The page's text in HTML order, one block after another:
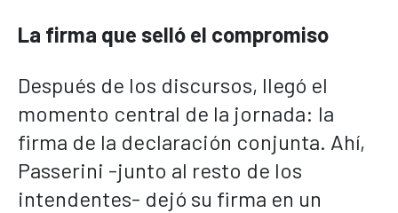
La firma que selló el compromiso
Después de los discursos, llegó el
momento central de la jornada: la
firma de la declaración conjunta. Ahí,
Passerini -junto al resto de los
intendentes- dejó su firma en un